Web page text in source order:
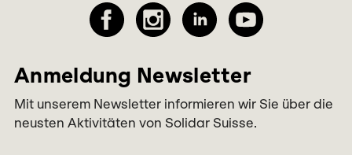
Anmeldung Newsletter
Mit unserem Newsletter informieren wir Sie über die
neusten Aktivitäten von Solidar Suisse.